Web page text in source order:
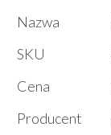
Nazwa
SKU
Cena
Producent